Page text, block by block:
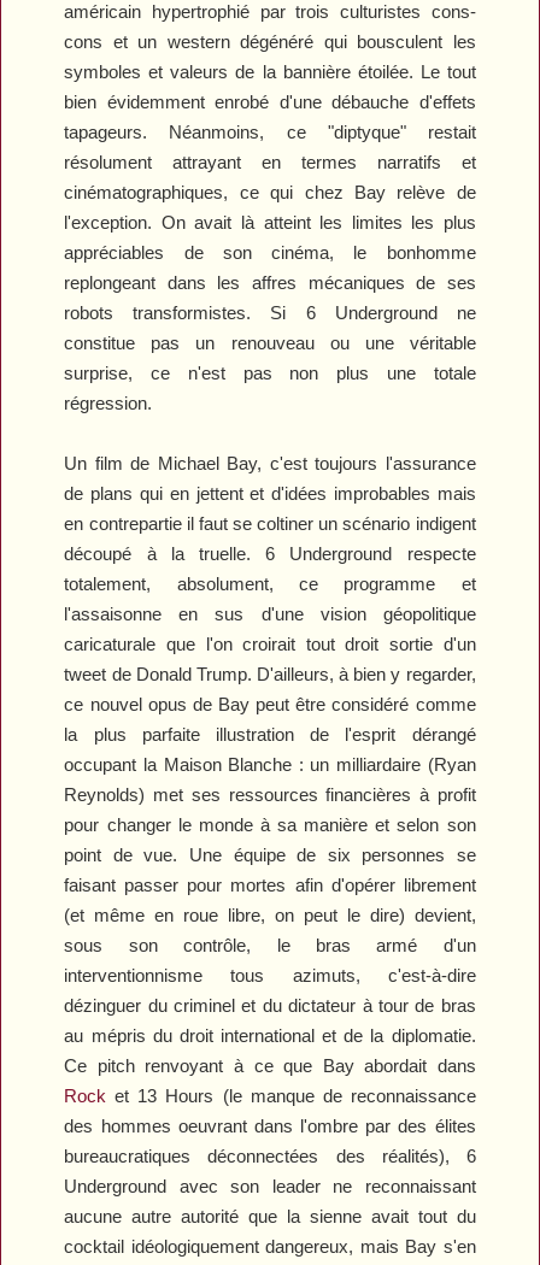
américain hypertrophié par trois culturistes cons-
cons et un western dégénéré qui bousculent les
symboles et valeurs de la bannière étoilée. Le tout
bien évidemment enrobé d'une débauche d'effets
tapageurs. Néanmoins, ce "diptyque" restait
résolument attrayant en termes narratifs et
cinématographiques, ce qui chez Bay relève de
l'exception. On avait là atteint les limites les plus
appréciables de son cinéma, le bonhomme
replongeant dans les affres mécaniques de ses
robots transformistes. Si 6 Underground ne
constitue pas un renouveau ou une véritable
surprise, ce n'est pas non plus une totale
régression.
Un film de Michael Bay, c'est toujours l'assurance
de plans qui en jettent et d'idées improbables mais
en contrepartie il faut se coltiner un scénario indigent
découpé à la truelle.6 Underground
respecte
totalement, absolument, ce programme et
l'assaisonne en sus d'une vision géopolitique
caricaturale que l'on croirait tout droit sortie d'un
tweet de Donald Trump. D'ailleurs, à bien y regarder,
ce nouvel opus de Bay peut être considéré comme
la plus parfaite illustration de l'esprit dérangé
occupant la Maison Blanche : un milliardaire (Ryan
Reynolds) met ses ressources financières à profit
pour changer le monde à sa manière et selon son
point de vue. Une équipe de six personnes se
faisant passer pour mortes afin d'opérer librement
(et même en roue libre, on peut le dire) devient,
sous son contrôle, le bras armé d'un
interventionnisme tous azimuts, c'est-à-dire
dézinguer du criminel et du dictateur à tour de bras
au mépris du droit international et de la diplomatie.
Ce pitch renvoyant à ce que Bay abordait dans
Rock et 13 Hours (le manque de reconnaissance
des hommes oeuvrant dans l'ombre par des élites
bureaucratiques déconnectées des réalités), 6
Underground
avec son leader ne reconnaissant
aucune autre autorité que la sienne avait tout du
cocktail idéologiquement dangereux, mais Bay s'en